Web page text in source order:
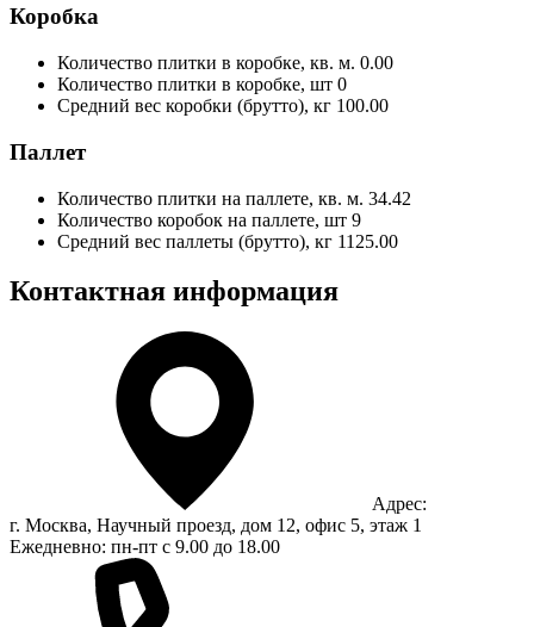
Коробка
Количество плитки в коробке, кв. м. 0.00
Количество плитки в коробке, шт 0
Средний вес коробки (брутто), кг 100.00
Паллет
Количество плитки на паллете, кв. м. 34.42
Количество коробок на паллете, шт 9
Средний вес паллеты (брутто), кг 1125.00
Контактная информация
Адрес:
г. Москва, Научный проезд, дом 12, офис 5, этаж 1
Ежедневно: пн-пт с 9.00 до 18.00